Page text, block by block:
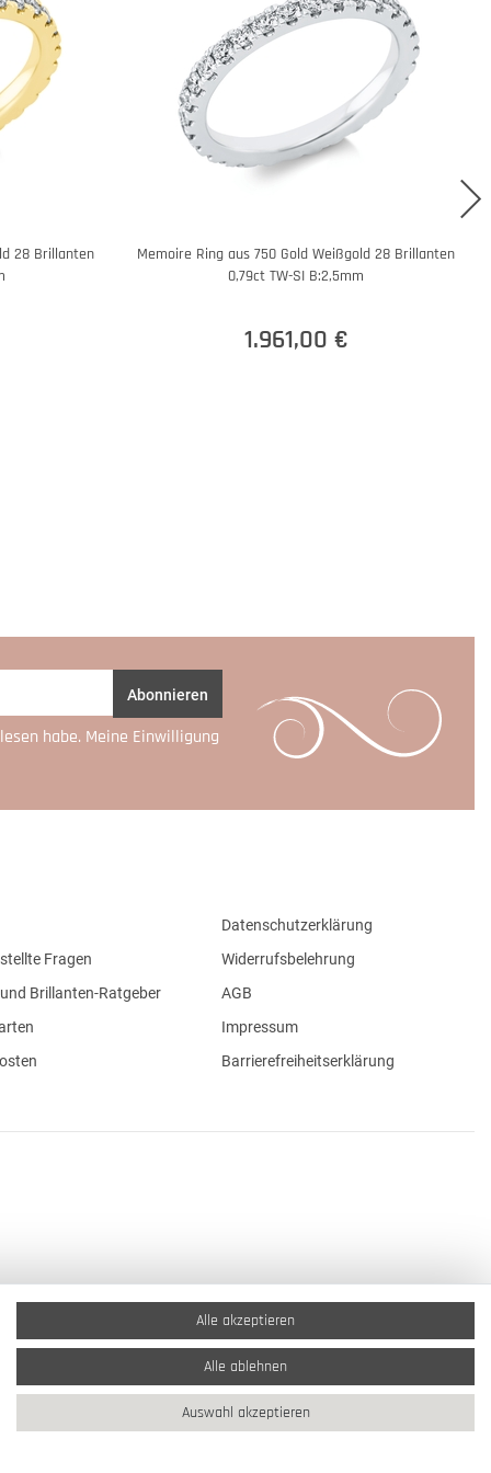
28 Brillanten
Memoire Ring aus 750 Gold Weißgold 28 Brillanten
0,79ct TW-SI B:2,5mm
1.961,00 €
Abonnieren
habe. Meine Einwilligung
Fragen
Brillanten-Ratgeber
Datenschutzerklärung
Widerrufsbelehrung
AGB
Impressum
Barrierefreiheitserklärung
Alle akzeptieren
Alle ablehnen
Auswahl akzeptieren